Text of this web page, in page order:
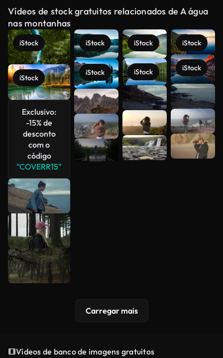
Vídeos de stock gratuitos relacionados de A água
nas montanhas
iStock
iStock
Exclusivo:
-15% de
desconto
com o
código
"COVERR15"
iStock
iStock
iStock
iStock
iStock
iStock
Veja mais
Carregar mais
Vídeos de banco de imagens gratuitos